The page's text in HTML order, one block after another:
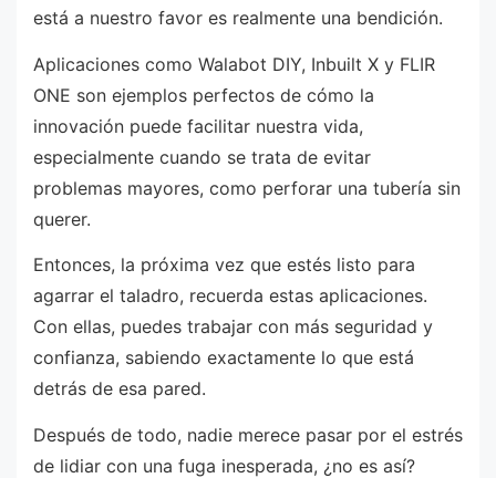
está a nuestro favor es realmente una bendición.
Aplicaciones como Walabot DIY, Inbuilt X y FLIR
ONE son ejemplos perfectos de cómo la
innovación puede facilitar nuestra vida,
especialmente cuando se trata de evitar
problemas mayores, como perforar una tubería sin
querer.
Entonces, la próxima vez que estés listo para
agarrar el taladro, recuerda estas aplicaciones.
Con ellas, puedes trabajar con más seguridad y
confianza, sabiendo exactamente lo que está
detrás de esa pared.
Después de todo, nadie merece pasar por el estrés
de lidiar con una fuga inesperada, ¿no es así?